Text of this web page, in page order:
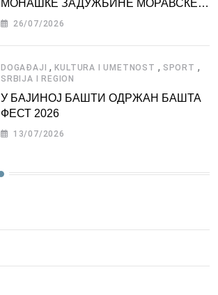
МОНАШКЕ ЗАДУЖБИНЕ МОРАВСКЕ
СРБИЈЕ
26/07/2026
DOGAĐAJI ,KULTURA I UMETNOST , SPORT ,
SRBIJA I REGION
У БАЈИНОЈ БАШТИ ОДРЖАН БАШТА
ФЕСТ 2026
13/07/2026